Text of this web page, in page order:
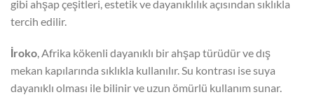
gibi ahşap çeşitleri, estetik ve dayanıklılık açısından sıklıkla
tercih edilir.
İroko, Afrika kökenli dayanıklı bir ahşap türüdür ve dış
mekan kapılarında sıklıkla kullanılır. Su kontrası ise suya
dayanıklı olması ile bilinir ve uzun ömürlü kullanım sunar.